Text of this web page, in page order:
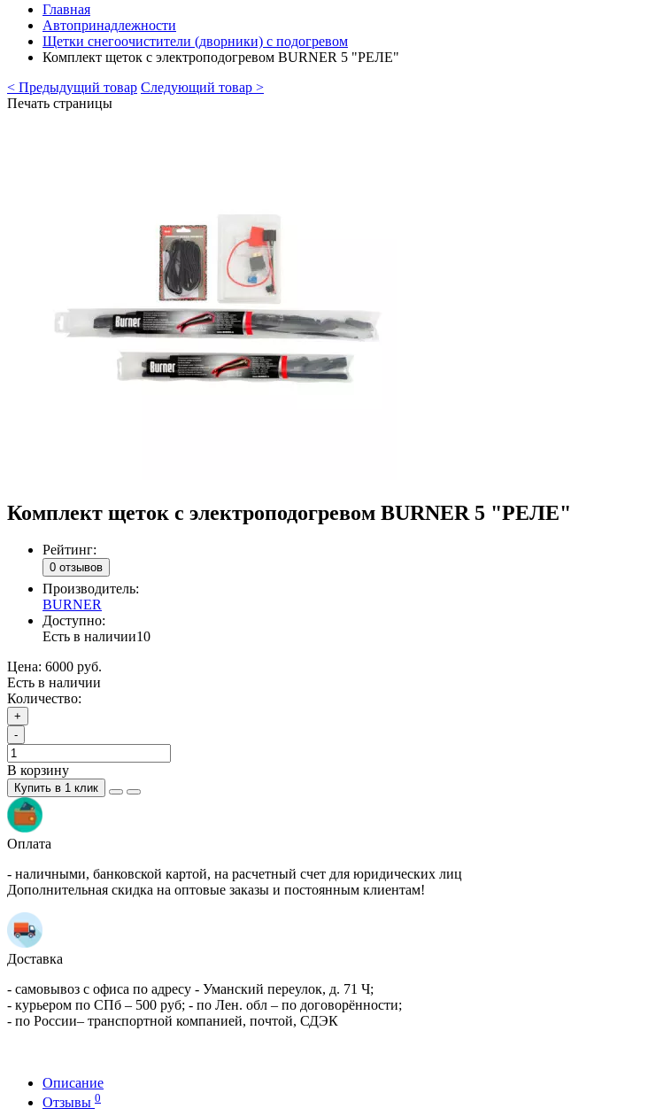
Главная
Автопринадлежности
Щетки снегоочистители (дворники) с подогревом
Комплект щеток с электроподогревом BURNER 5 "РЕЛЕ"
< Предыдущий товар Следующий товар >
Печать страницы
Комплект щеток с электроподогревом BURNER 5 "РЕЛЕ"
Рейтинг:
0 отзывов
Производитель:
BURNER
Доступно:
Есть в наличии10
Цена: 6000 руб.
Есть в наличии
Количество:
+
-
В корзину
Купить в 1 клик
Оплата
- наличными, банковской картой, на расчетный счет для юридических лиц
Дополнительная скидка на оптовые заказы и постоянным клиентам!
Доставка
- самовывоз с офиса по адресу - Уманский переулок, д. 71 Ч;
- курьером по СПб – 500 руб; - по Лен. обл – по договорённости;
- по России– транспортной компанией, почтой, СДЭК
Описание
Отзывы 0